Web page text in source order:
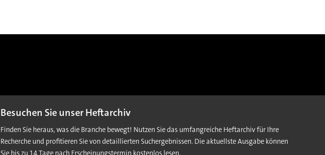
Besuchen Sie unser Heftarchiv
Finden Sie heraus, was die Branche bewegt! Nutzen Sie das umfangreiche Heftarchiv für Ihre
Recherche und profitieren Sie von detaillierten Suchergebnissen. Die aktuellste Ausgabe können